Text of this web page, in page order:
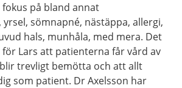
på bland annat
sömnapné, nästäppa, allergi,
hals, munhåla, med mera. Det
Lars att patienterna får vård av
trevligt bemötta och att allt
som patient. Dr Axelsson har